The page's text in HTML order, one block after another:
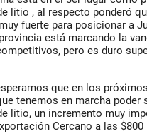
litio , al respecto ponderó
fuerte para posicionar a
está marcando la
pero es duro
que en los
tenemos en marcha poder
litio, un incremento muy
Cercano a las